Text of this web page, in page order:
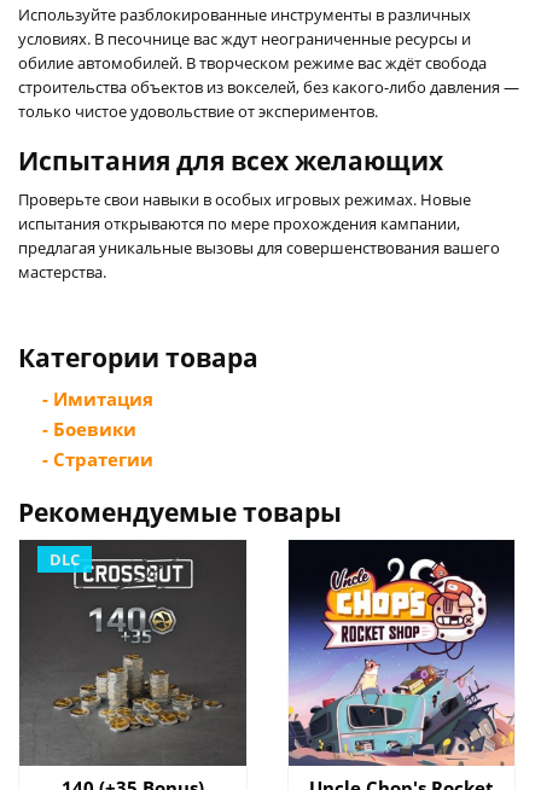
Используйте разблокированные инструменты в различных
условиях. В песочнице вас ждут неограниченные ресурсы и
обилие автомобилей. В творческом режиме вас ждёт свобода
строительства объектов из вокселей, без какого-либо давления —
только чистое удовольствие от экспериментов.
Испытания для всех желающих
Проверьте свои навыки в особых игровых режимах. Новые
испытания открываются по мере прохождения кампании,
предлагая уникальные вызовы для совершенствования вашего
мастерства.
Категории товара
- Имитация
- Боевики
- Стратегии
Рекомендуемые товары
DLC